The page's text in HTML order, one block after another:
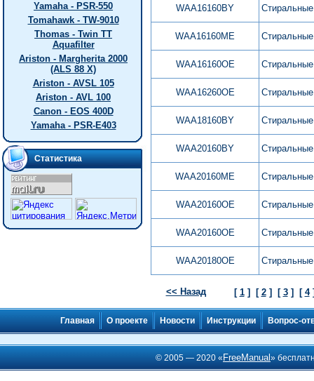
Yamaha - PSR-550
Tomahawk - TW-9010
Thomas - Twin TT
Aquafilter
Ariston - Margherita 2000
(ALS 88 X)
Ariston - AVSL 105
Ariston - AVL 100
Canon - EOS 400D
Yamaha - PSR-E403
Статистика
WAA16160BY
WAA16160ME
WAA16160OE
WAA16260OE
WAA18160BY
WAA20160BY
WAA20160ME
WAA20160OE
WAA20160OE
WAA20180OE
<< Назад [ 1] [ 2] [ 3] [ 4
Главная О проекте Новости Инструкции Вопрос-
© 2005 — 2020 « FreeManual»